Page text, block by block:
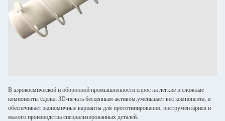
В аэрокосмической и оборонной промышленности спрос на легкие и сложные
компоненты сделал 3D-печать бесценным активом.уменьшает вес компонента, и
обеспечивает экономичные варианты для прототипирования, инструментариев и
малого производства специализированных деталей.